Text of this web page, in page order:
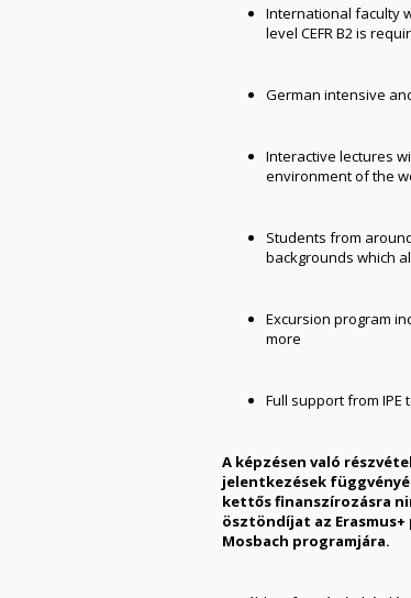
International faculty
level CEFR B2 is
German intensive
Interactive lectures
environment of the
Students from
backgrounds which
Excursion program
more
Full support from
A képzésen való
jelentkezések
kettős finanszírozásra
ösztöndíjat az
Mosbach programjára.